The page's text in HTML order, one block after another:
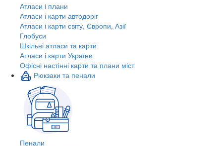
Атласи і плани
Атласи і карти автодоріг
Атласи і карти світу, Європи, Азії
Глобуси
Шкільні атласи та карти
Атласи і карти України
Офісні настінні карти та плани міст
Рюкзаки та пенали
Пенали